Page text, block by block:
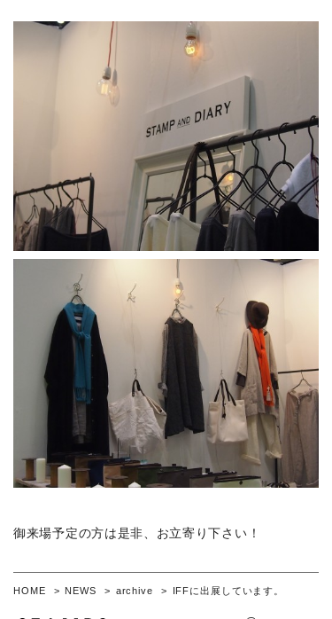
御来場予定の方は是非、お立寄り下さい！
HOME NEWS archive IFFに出展しています。